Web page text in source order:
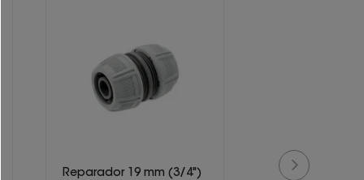
Reparador 19 mm (3/4")